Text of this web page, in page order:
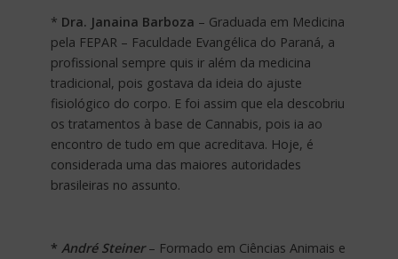
* Dra. Janaina Barboza – Graduada em Medicina
pela FEPAR – Faculdade Evangélica do Paraná, a
profissional sempre quis ir além da medicina
tradicional, pois gostava da ideia do ajuste
fisiológico do corpo. E foi assim que ela descobriu
os tratamentos à base de Cannabis, pois ia ao
encontro de tudo em que acreditava. Hoje, é
considerada uma das maiores autoridades
brasileiras no assunto.
* André Steiner– Formado em Ciências Animais e